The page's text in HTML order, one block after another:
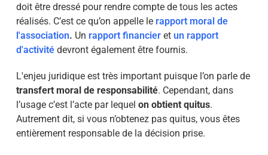
doit être dressé pour rendre compte de tous les actes
réalisés. C’est ce qu’on appelle le rapport moral de
l'association. Un rapport financieret un rapport
d'activitédevront également être fournis.
L'enjeu juridique est très important puisque l’on parle de
transfert moral de responsabilité. Cependant, dans
l’usage c’est l’acte par lequel on obtient quitus.
Autrement dit, si vous n’obtenez pas quitus, vous êtes
entièrement responsable de la décision prise.